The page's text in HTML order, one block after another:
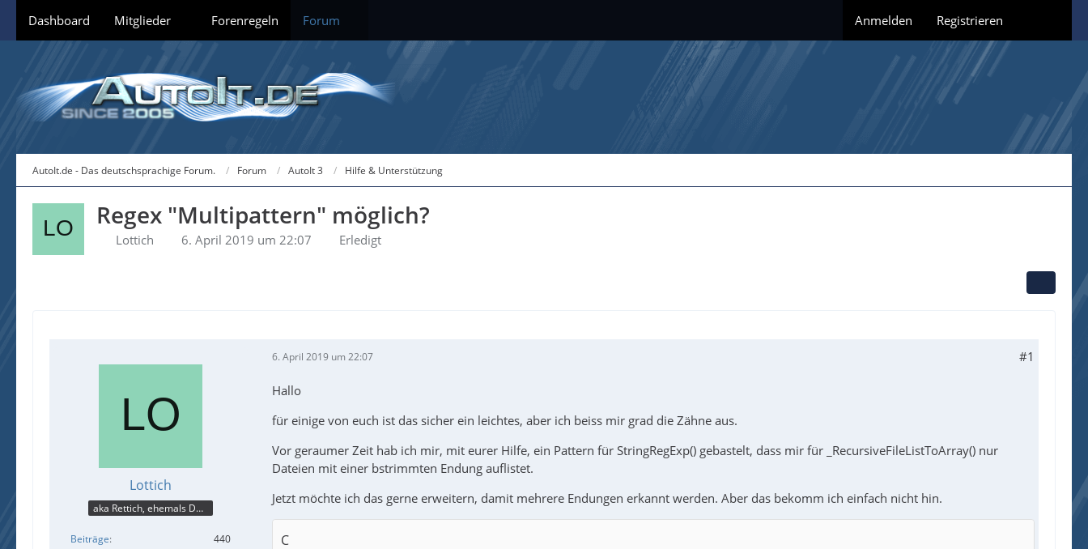
Dashboard Mitglieder Forenregeln Forum Anmelden Registrieren
AutoIt.de - Das deutschsprachige Forum. Forum AutoIt 3 Hilfe & Unterstützung
Regex "Multipattern" möglich?
Lottich 6. April 2019 um 22:07 Erledigt
Lottich
aka Rettich, ehemals DAU
Beiträge 440
6. April 2019 um 22:07 #1
Hallo
für einige von euch ist das sicher ein leichtes, aber ich beiss mir grad die Zähne aus.
Vor geraumer Zeit hab ich mir, mit eurer Hilfe, ein Pattern für StringRegExp() gebastelt, dass mir für _RecursiveFileListToArray() nur
Dateien mit einer bstrimmten Endung auflistet.
Jetzt möchte ich das gerne erweitern, damit mehrere Endungen erkannt werden. Aber das bekomm ich einfach nicht hin.
C